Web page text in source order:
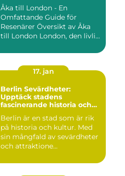
Åka till London - En
Omfattande Guide för
Resenärer Översikt av Åka
till London London, den livli...
17. jan
Berlin Sevärdheter:
Upptäck stadens
fascinerande historia och
Berlin är en stad som är rik
på historia och kultur. Med
sin mångfald av sevärdheter
och attraktione...